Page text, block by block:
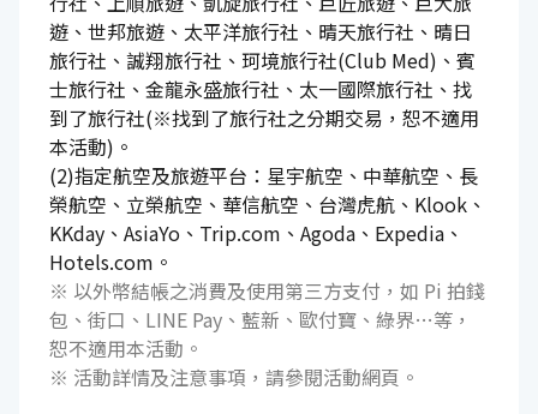
遊、世邦旅遊、太平洋旅行社、晴天旅行社、晴日
旅行社、誠翔旅行社、珂境旅行社(Club Med)、賓
士旅行社、金龍永盛旅行社、太一國際旅行社、找
到了旅行社(※找到了旅行社之分期交易，恕不適用
本活動)。
(2)指定航空及旅遊平台：星宇航空、中華航空、長
榮航空、立榮航空、華信航空、台灣虎航、Klook、
KKday、AsiaYo、Trip.com、Agoda、Expedia、
Hotels.com。
※ 以外幣結帳之消費及使用第三方支付，如 Pi 拍錢
包、街口、LINE Pay、藍新、歐付寶、綠界…等，
恕不適用本活動。
※ 活動詳情及注意事項，請參閱活動網頁。